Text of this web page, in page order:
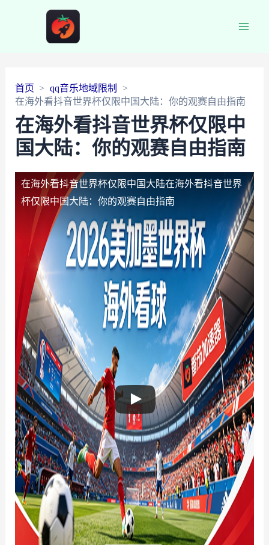
首页
qq音乐地域限制
在海外看抖音世界杯仅限中国大陆：你的观赛自由指南
在海外看抖音世界杯仅限中
国大陆：你的观赛自由指南
在海外看抖音世界杯仅限中国大陆在海外看抖音世界
杯仅限中国大陆：你的观赛自由指南